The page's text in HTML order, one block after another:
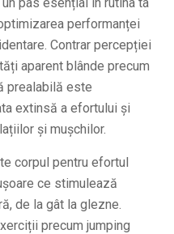
performanței
Contrar percepției
aparent blânde precum
prealabilă este
extinsă a efortului și
și mușchilor.
corpul pentru efortul
ce stimulează
de la gât la glezne.
precum jumping